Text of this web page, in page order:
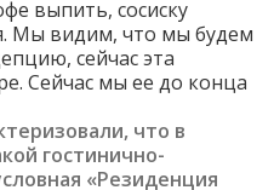
выпить, сосиску
Мы видим, что мы будем
сейчас эта
Сейчас мы ее до конца
что в
гостинично-
«Резиденция